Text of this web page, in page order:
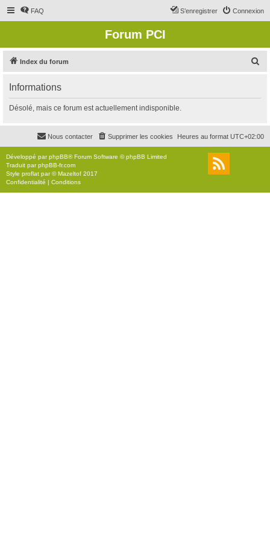
FAQ Connexion
S’enregistrer
Forum PCI
Index du forum
r
c
r
Informations
Désolé, mais ce forum est actuellement indisponible.
Heures au format UTC+02:00
Supprimer les cookies
Nous contacter
Développé parphpBB® Forum Software © phpBB Limited
Traduit parphpBB-fr.com
Style proflat par ©Mazeltof 2017
Confidentialité | Conditions